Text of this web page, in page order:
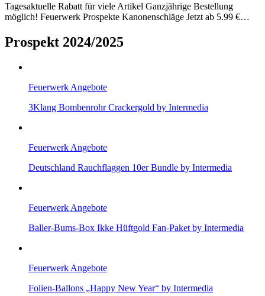
Tagesaktuelle Rabatt für viele Artikel Ganzjährige Bestellung
möglich! Feuerwerk Prospekte Kanonenschläge Jetzt ab 5.99 €…
Prospekt 2024/2025
Feuerwerk Angebote
3Klang Bombenrohr Crackergold by Intermedia
Feuerwerk Angebote
Deutschland Rauchflaggen 10er Bundle by Intermedia
Feuerwerk Angebote
Baller-Bums-Box Ikke Hüftgold Fan-Paket by Intermedia
Feuerwerk Angebote
Folien-Ballons „Happy New Year“ by Intermedia